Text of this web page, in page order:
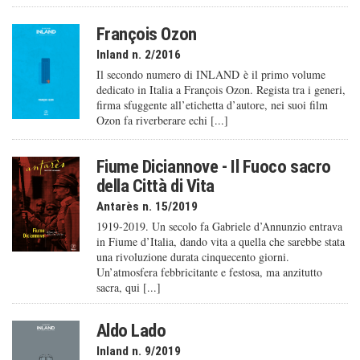
François Ozon
Inland n. 2/2016
Il secondo numero di INLAND è il primo volume
dedicato in Italia a François Ozon. Regista tra i generi,
firma sfuggente all’etichetta d’autore, nei suoi film
Ozon fa riverberare echi [...]
Fiume Diciannove - Il Fuoco sacro
della Città di Vita
Antarès n. 15/2019
1919-2019. Un secolo fa Gabriele d’Annunzio entrava
in Fiume d’Italia, dando vita a quella che sarebbe stata
una rivoluzione durata cinquecento giorni.
Un’atmosfera febbricitante e festosa, ma anzitutto
sacra, qui [...]
Aldo Lado
Inland n. 9/2019